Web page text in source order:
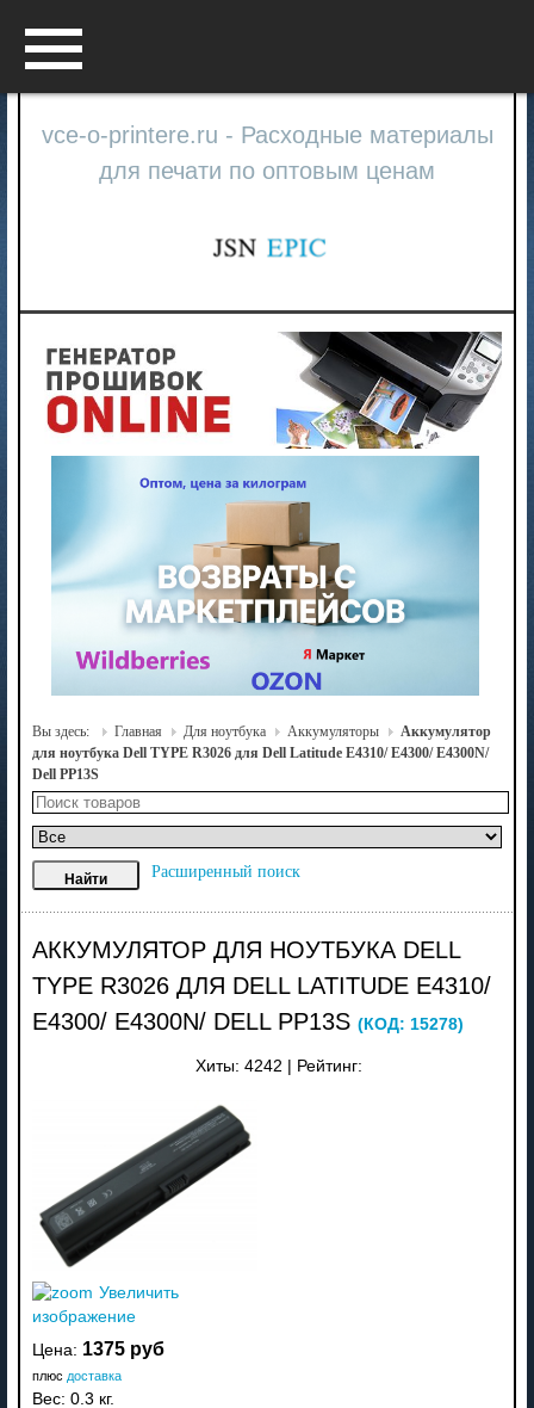
vce-o-printere.ru - Расходные материалы
для печати по оптовым ценам
Вы здесь: Главная Для ноутбука Аккумуляторы
Аккумулятор
для ноутбука Dell TYPE R3026 для Dell Latitude E4310/ E4300/ E4300N/
Dell PP13S
Расширенный поиск
АККУМУЛЯТОР ДЛЯ НОУТБУКА DELL
TYPE R3026 ДЛЯ DELL LATITUDE E4310/
E4300/ E4300N/ DELL PP13S (КОД: 15278)
Хиты: 4242 Рейтинг:
Увеличить
изображение
Цена: 1375 руб
плюс доставка
Вес: 0.3 кг.